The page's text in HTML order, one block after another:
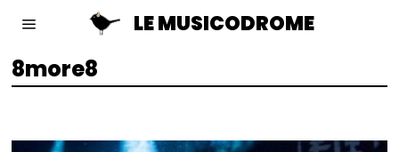
LE MUSICODROME
8more8